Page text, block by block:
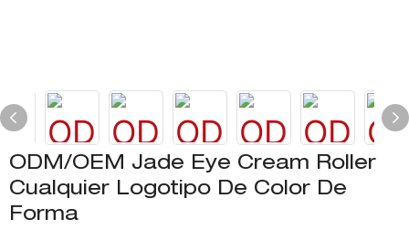
ODM/OEM Jade Eye Cream Roller
Cualquier Logotipo De Color De
Forma